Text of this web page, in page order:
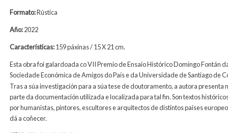
Formato:Rústica
Año:2022
Características:159 páxinas / 15 X 21 cm.
Esta obra foi galardoada co VII Premio de Ensaio Histórico Domingo Fontán
Sociedade Económica de Amigos do País e da Universidade de Santiago de
Tras a súa investigación para a súa tese de doutoramento, a autora presenta
parte da documentación utilizada e localizada para tal fin. Son textos
por humanistas, pintores, escultores e arquitectos de distintos países
dá a coñecer.